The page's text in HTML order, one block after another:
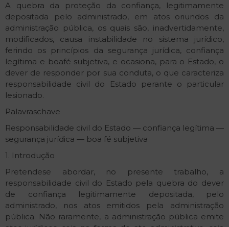
A quebra da proteção da confiança, legitimamente
depositada pelo administrado, em atos oriundos da
administração pública, os quais são, inadvertidamente,
modificados, causa instabilidade no sistema jurídico,
ferindo os princípios da segurança jurídica, confiança
legítima e boa­fé subjetiva, e ocasiona, para o Estado, o
dever de responder por sua conduta, o que caracteriza
responsabilidade civil do Estado perante o particular
lesionado.
Palavras­chave
Responsabilidade civil do Estado — confiança legítima —
segurança jurídica — boa­ fé subjetiva
1. Introdução
Pretende­se abordar, no presente trabalho, a
responsabilidade civil do Estado pela quebra do dever
de confiança legitimamente depositada, pelo
administrado, nos atos emitidos pela administração
pública. Não raramente, a administração pública emite